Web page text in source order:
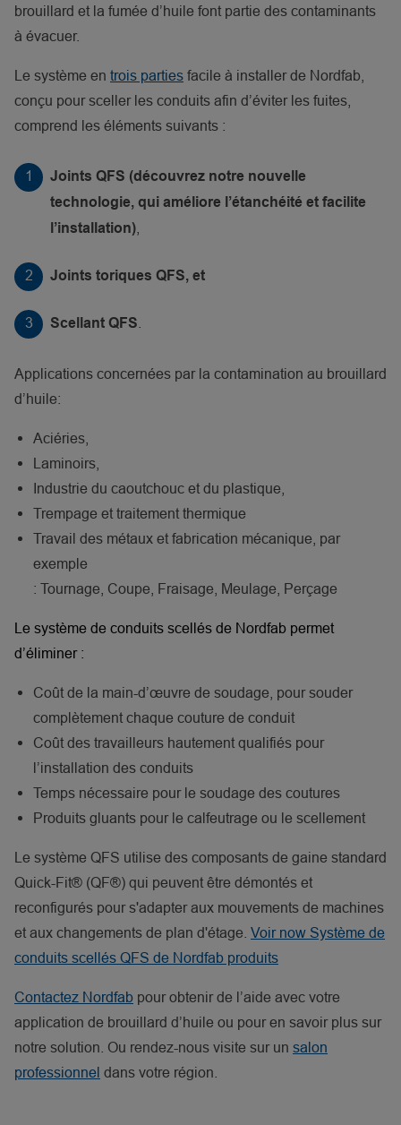
brouillard et la fumée d’huile font partie des contaminants
à évacuer.
Le système en trois parties facile à installer de Nordfab,
conçu pour sceller les conduits afin d’éviter les fuites,
comprend les éléments suivants :
Joints QFS (découvrez notre nouvelle
technologie, qui améliore l’étanchéité et facilite
l’installation)
Joints toriques QFS, et
Scellant QFS
Applications concernées par la contamination au brouillard
d’huile:
Aciéries,
Laminoirs,
Industrie du caoutchouc et du plastique,
Trempage et traitement thermique
Travail des métaux et fabrication mécanique, par
exemple
: Tournage, Coupe, Fraisage, Meulage, Perçage
Le système de conduits scellés de Nordfab permet
d’éliminer :
Coût de la main-d’œuvre de soudage, pour souder
complètement chaque couture de conduit
Coût des travailleurs hautement qualifiés pour
l’installation des conduits
Temps nécessaire pour le soudage des coutures
Produits gluants pour le calfeutrage ou le scellement
Le système QFS utilise des composants de gaine standard
Quick-Fit® (QF®) qui peuvent être démontés et
reconfigurés pour s'adapter aux mouvements de machines
et aux changements de plan d'étage. Voir now Système de
conduits scellés QFS de Nordfab produits
Contactez Nordfab pour obtenir de l’aide avec votre
application de brouillard d’huile ou pour en savoir plus sur
notre solution. Ou rendez-nous visite sur un salon
professionnel dans votre région.